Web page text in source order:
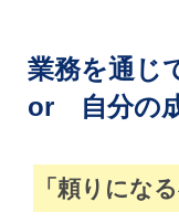
業務を通じ
or 自分の
「頼りにな